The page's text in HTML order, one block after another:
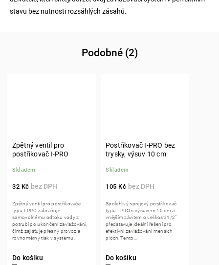
stavu bez nutnosti rozsáhlých zásahů.
Podobné (2)
Zpětný ventil pro
postřikovač I-PRO
Skladem
32 Kč
Do košíku
Zpětný ventil pro postřikovače
typu I-PRO zabraňuje
samovolnému odtoku vody z
potrubí po ukončení zavlažování,
čímž zajišťuje přesný provoz a
rovnoměrný tlak v systému.
Postřikovač I-PRO bez
trysky, výsuv 10 cm
Skladem
105 Kč
Do košíku
Spolehlivý sprejový postřikovač
typu I-PRO s výsuvem 10 cm a
vnějším závitem o velikosti 1/2"
představuje ideální řešení pro
efektivní zavlažování menších
ploch. Tento...